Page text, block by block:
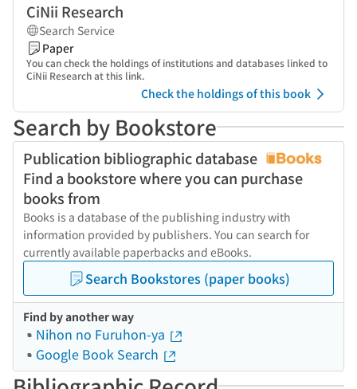
CiNii Research
Search Service
Paper
You can check the holdings of institutions and databases linked to
CiNii Research at this link.
Check the holdings of this book
Search by Bookstore
Publication bibliographic database
Find a bookstore where you can purchase
books from
Books is a database of the publishing industry with
information provided by publishers. You can search for
currently available paperbacks and eBooks.
Search Bookstores (paper books)
Find by another way
Nihon no Furuhon-ya
Google Book Search